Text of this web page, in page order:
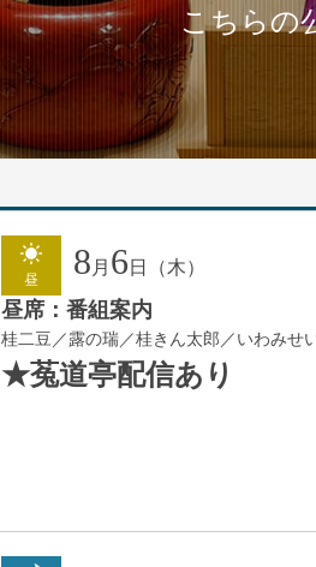
こちらの
昼 8月 6 日（木）
昼席：番組案内
桂二豆／露の瑞／桂きん太郎／いわみせ
★菟道亭配信あり